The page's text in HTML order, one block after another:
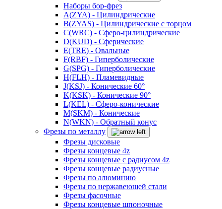
Наборы бор-фрез
A(ZYA) - Цилиндрические
B(ZYAS) - Цилиндрические с торцом
C(WRC) - Сферо-цилиндрические
D(KUD) - Сферические
E(TRE) - Овальные
F(RBF) - Гиперболические
G(SPG) - Гиперболические
H(FLH) - Пламевидные
J(KSJ) - Конические 60°
K(KSK) - Конические 90°
L(KEL) - Сферо-конические
M(SKM) - Конические
N(WKN) - Обратный конус
Фрезы по металлу
Фрезы дисковые
Фрезы концевые 4z
Фрезы концевые с радиусом 4z
Фрезы концевые радиусные
Фрезы по алюминию
Фрезы по нержавеющей стали
Фрезы фасочные
Фрезы концевые шпоночные